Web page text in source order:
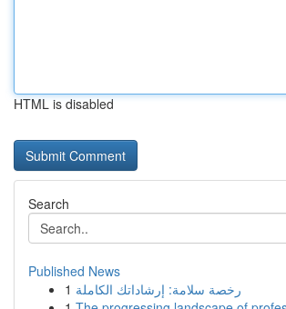
HTML is disabled
Search
Published News
1 رخصة سلامة: إرشاداتك الكاملة